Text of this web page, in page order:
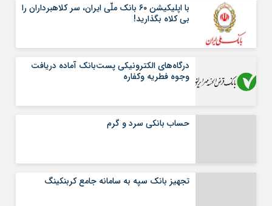
با اپلیکیشن ۶۰ بانک ملّی ایران، سر کلاهبرداران را
بی کلاه بگذارید!
درگاه‌های الکترونیکی پست‌بانک‌ آماده دریافت
وجوه فطریه وکفاره
حساب بانکی سرد و گرم
تجهیز بانک سپه به سامانه جامع کربنکینگ